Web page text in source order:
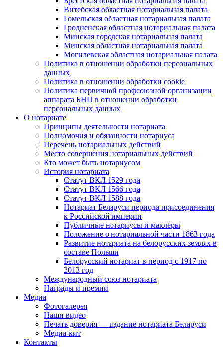
Витебская областная нотариальная палата
Гомельская областная нотариальная палата
Гродненская областная нотариальная палата
Минская городская нотариальная палата
Минская областная нотариальная палата
Могилевская областная нотариальная палата
Политика в отношении обработки персональных
данных
Политика в отношении обработки cookie
Политика первичной профсоюзной организации
аппарата БНП в отношении обработки
персональных данных
О нотариате
Принципы деятельности нотариата
Полномочия и обязанности нотариуса
Перечень нотариальных действий
Место совершения нотариальных действий
Кто может быть нотариусом
История нотариата
Статут ВКЛ 1529 года
Статут ВКЛ 1566 года
Статут ВКЛ 1588 года
Нотариат Беларуси периода присоединения
к Российской империи
Публичные нотариусы и маклеры
Положение о нотариальной части 1863 года
Развитие нотариата на белорусских землях в
составе Польши
Белорусский нотариат в период с 1917 по
2013 год
Международный союз нотариата
Награды и премии
Медиа
Фотогалерея
Наши видео
Печать доверия — издание нотариата Беларуси
Медиа-кит
Контакты